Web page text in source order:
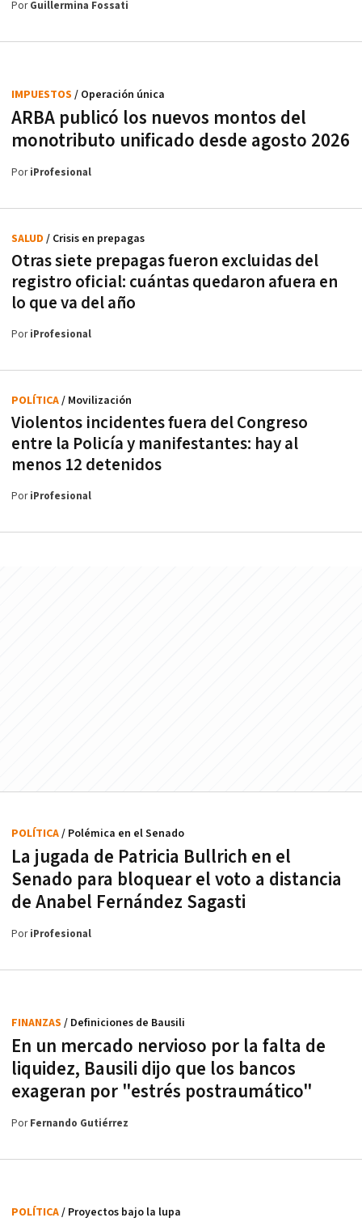
PorGuillermina Fossati
ARBA publicó los nuevos montos del
monotributo unificado desde agosto 2026
IMPUESTOS / Operación única
PoriProfesional
Otras siete prepagas fueron excluidas del
registro oficial: cuántas quedaron afuera en
lo que va del año
SALUD / Crisis en prepagas
PoriProfesional
Violentos incidentes fuera del Congreso
entre la Policía y manifestantes: hay al
menos 12 detenidos
POLÍTICA/ Movilización
PoriProfesional
La jugada de Patricia Bullrich en el
Senado para bloquear el voto a distancia
de Anabel Fernández Sagasti
POLÍTICA/ Polémica en el Senado
PoriProfesional
En un mercado nervioso por la falta de
liquidez, Bausili dijo que los bancos
exageran por "estrés postraumático"
FINANZAS / Definiciones de Bausili
PorFernando Gutiérrez
POLÍTICA/ Proyectos bajo la lupa